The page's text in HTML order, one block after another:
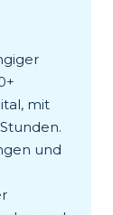
mit
und